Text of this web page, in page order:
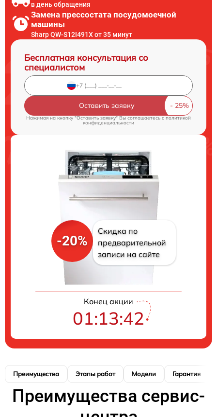
в день обращения
Замена прессостата посудомоечной
машины
Sharp QW-S12I491X от 35 минут
Бесплатная консультация со
специалистом
Оставить заявку
Нажимая на кнопку "Оставить заявку" Вы соглашаетесь cполитикой
конфиденциальности
-20%
Скидка по
предварительной
записи на сайте
Конец акции
01:13:42
Преимущества Этапы работ Модели Гарантия
Преимущества сервис-